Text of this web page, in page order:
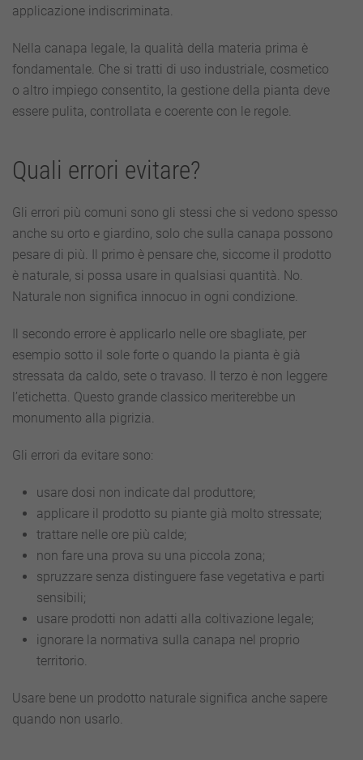
applicazione indiscriminata.
Nella canapa legale, la qualità della materia prima è
fondamentale. Che si tratti di uso industriale, cosmetico
o altro impiego consentito, la gestione della pianta deve
essere pulita, controllata e coerente con le regole.
Quali errori evitare?
Gli errori più comuni sono gli stessi che si vedono spesso
anche su orto e giardino, solo che sulla canapa possono
pesare di più. Il primo è pensare che, siccome il prodotto
è naturale, si possa usare in qualsiasi quantità. No.
Naturale non significa innocuo in ogni condizione.
Il secondo errore è applicarlo nelle ore sbagliate, per
esempio sotto il sole forte o quando la pianta è già
stressata da caldo, sete o travaso. Il terzo è non leggere
l’etichetta. Questo grande classico meriterebbe un
monumento alla pigrizia.
Gli errori da evitare sono:
usare dosi non indicate dal produttore;
applicare il prodotto su piante già molto stressate;
trattare nelle ore più calde;
non fare una prova su una piccola zona;
spruzzare senza distinguere fase vegetativa e parti
sensibili;
usare prodotti non adatti alla coltivazione legale;
ignorare la normativa sulla canapa nel proprio
territorio.
Usare bene un prodotto naturale significa anche sapere
quando non usarlo.